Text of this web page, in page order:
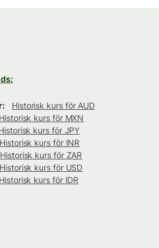
Historisk kurs för AUD
Historisk kurs för MXN
kurs för JPY
Historisk kurs för INR
Historisk kurs för ZAR
Historisk kurs för USD
Historisk kurs för IDR